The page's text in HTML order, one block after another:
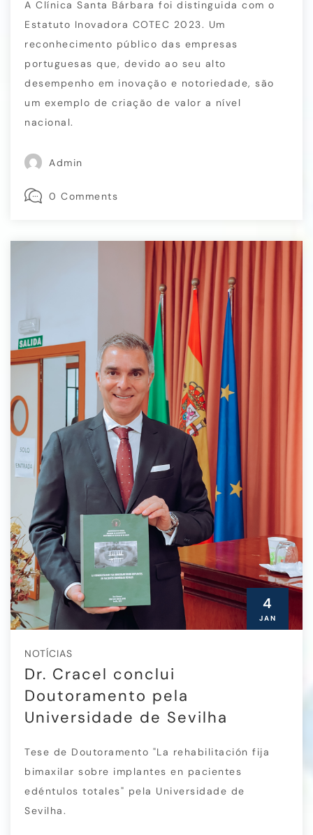
A Clínica Santa Bárbara foi distinguida com o
Estatuto Inovadora COTEC 2023. Um
reconhecimento público das empresas
portuguesas que, devido ao seu alto
desempenho em inovação e notoriedade, são
um exemplo de criação de valor a nível
nacional.
Admin
0 Comments
4
JAN
NOTÍCIAS
Dr. Cracel conclui
Doutoramento pela
Universidade de Sevilha
Tese de Doutoramento "La rehabilitación fija
bimaxilar sobre implantes en pacientes
edéntulos totales" pela Universidade de
Sevilha.